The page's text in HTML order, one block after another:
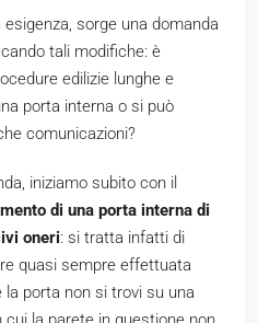
sorge una domanda
tali modifiche: è
edilizie lunghe e
porta interna o si può
comunicazioni?
iniziamo subito con il
di una porta interna di
oneri: si tratta infatti di
quasi sempre effettuata
porta non si trovi su una